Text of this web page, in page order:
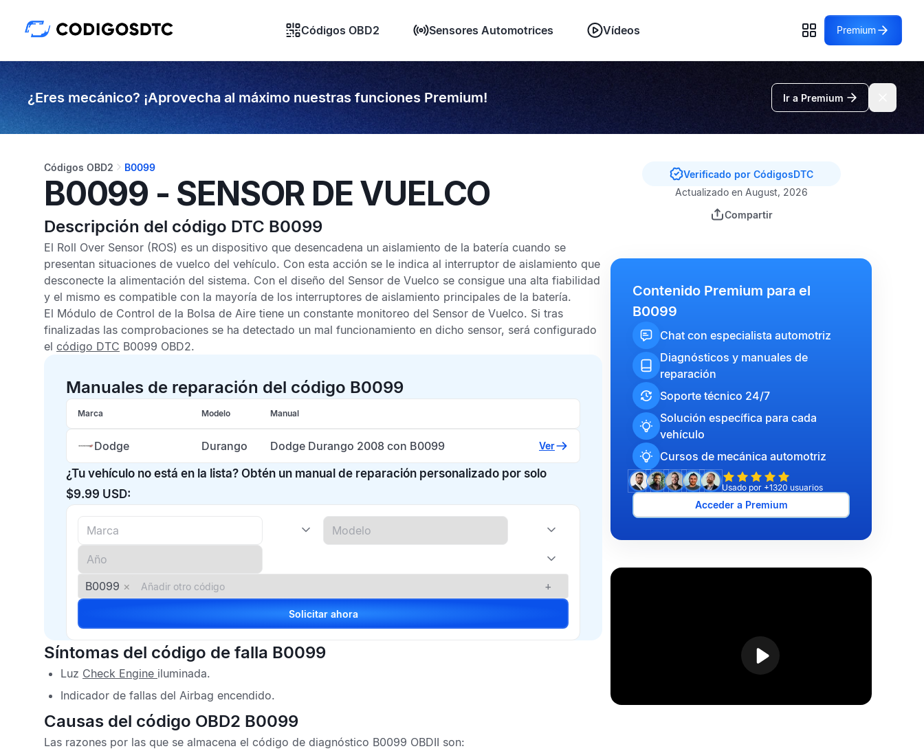
Códigos OBD2 Sensores Automotrices Vídeos Premium
¿Eres mecánico? ¡Aprovecha al máximo nuestras funciones Premium! Ir a Premium
Códigos OBD2 B0099
B0099 - SENSOR DE VUELCO
Descripción del código DTC B0099
El Roll Over Sensor (ROS) es un dispositivo que desencadena un aislamiento de la batería cuando se
presentan situaciones de vuelco del vehículo. Con esta acción se le indica al interruptor de aislamiento que
desconecte la alimentación del sistema. Con el diseño del Sensor de Vuelco se consigue una alta fiabilidad
y el mismo es compatible con la mayoría de los interruptores de aislamiento principales de la batería.
El Módulo de Control de la Bolsa de Aire tiene un constante monitoreo del Sensor de Vuelco. Si tras
finalizadas las comprobaciones se ha detectado un mal funcionamiento en dicho sensor, será configurado
el código DTC B0099 OBD2.
Manuales de reparación del código B0099
Marca Modelo Manual
Dodge Durango Dodge Durango 2008 con B0099 Ver
¿Tu vehículo no está en la lista? Obtén un manual de reparación personalizado por solo
$9.99 USD:
B0099 × +
Solicitar ahora
Síntomas del código de falla B0099
Luz Check Engine iluminada.
Indicador de fallas del Airbag encendido.
Causas del código OBD2 B0099
Las razones por las que se almacena el código de diagnóstico B0099 OBDII son:
Verificado por CódigosDTC
Actualizado en August, 2026
Compartir
Contenido Premium para el
B0099
Chat con especialista automotriz
Diagnósticos y manuales de
reparación
Soporte técnico 24/7
Solución específica para cada
vehículo
Cursos de mecánica automotriz
Usado por +1320 usuarios
Acceder a Premium